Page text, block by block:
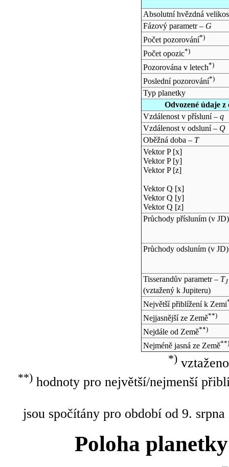
Absolutní hvězdná
Fázový parametr – G
Počet pozorování*)
Počet opozic*)
Pozorována v letech*)
Poslední pozorování*)
Typ planetky
Odvozené údaje
Vzdálenost v přísluní – q
Vzdálenost v odsluní – Q
Oběžná doba – T
Vektor P [x]
Vektor P [y]
Vektor P [z]
Vektor Q [x]
Vektor Q [y]
Vektor Q [z]
Průchody přísluním (v JD)
Průchody odsluním (v JD)
Tisserandův parametr – TJ
(vztažený k Jupiteru)
Největší přiblížení k Zemi
Nejjasnější ze Země**)
Nejdále od Země**)
Nejméně jasná ze Země**)
*)
**)hodnoty pro největší/nejmenší
jsou spočítány pro období od 9.
Poloha